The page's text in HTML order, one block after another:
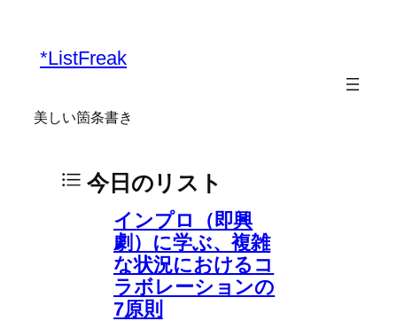
*ListFreak
美しい箇条書き
今日のリスト
インプロ（即興
劇）に学ぶ、複雑
な状況におけるコ
ラボレーションの
7原則